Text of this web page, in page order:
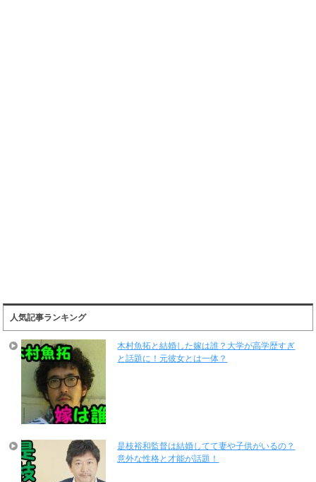
人気記事ランキング
木村魚拓と結婚した嫁は誰？大学が高学歴すぎ
と話題に！元彼女とは一体？
是枝裕和監督は結婚してて妻や子供がいるの？
意外な性格と才能が話題！